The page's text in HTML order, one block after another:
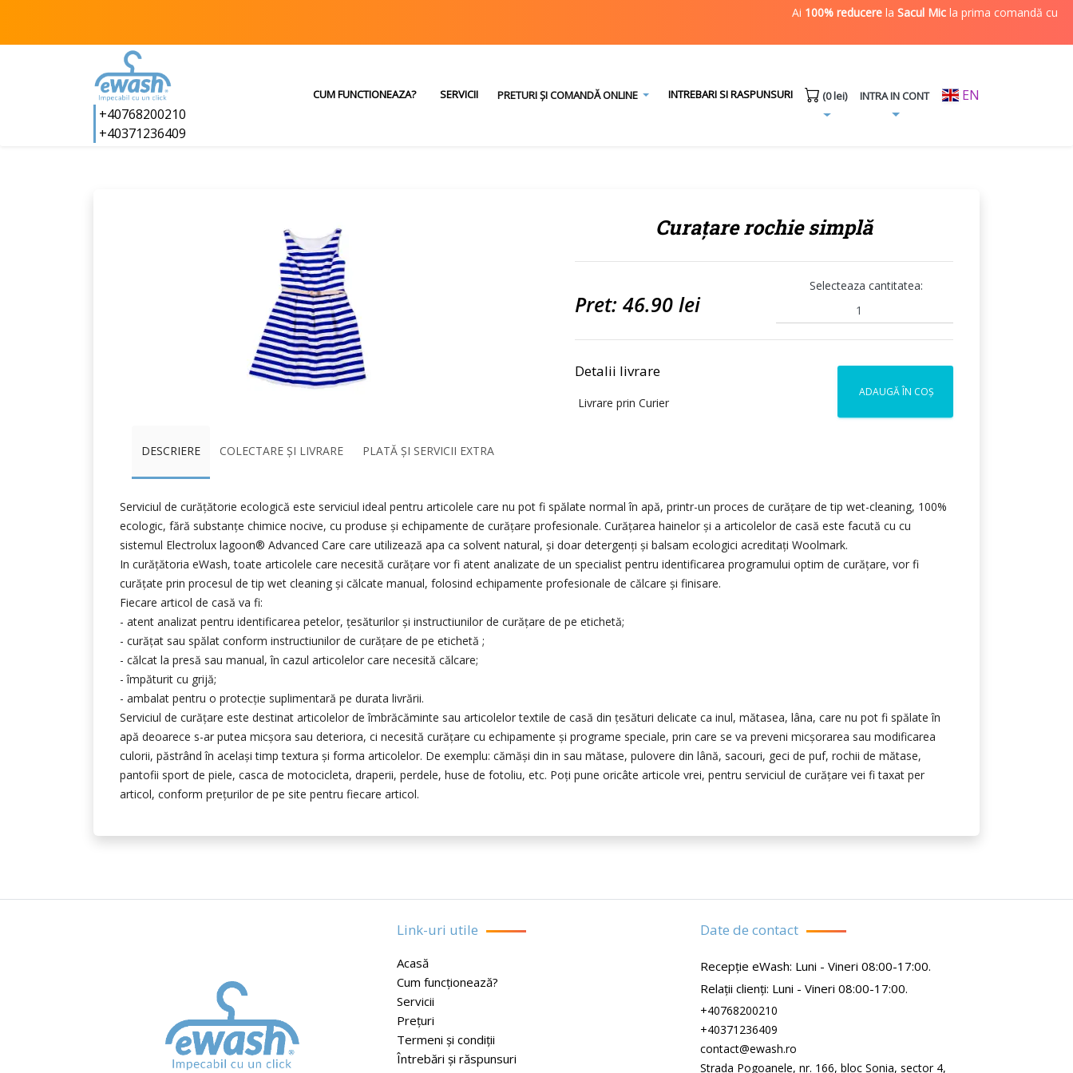
100% reducerelaSacul Micla prima comandă cu codul
+40768200210
+40371236409
CUM FUNCTIONEAZA? SERVICII PRETURI ȘI COMANDĂ ONLINE INTREBARI SI RASPUNSURI (0 lei) INTRA IN CONT EN
Curațare rochie simplă
Pret: 46.90 lei
Selecteaza cantitatea:
ADAUGĂ ÎN COȘ
Detalii livrare
Livrare prin Curier
DESCRIERE COLECTARE ȘI LIVRARE PLATĂ ȘI SERVICII EXTRA
Serviciul de curățătorie ecologică este serviciul ideal pentru articolele care nu pot fi spălate normal în apă, printr-un proces de curățare de tip wet-cleaning, 100%
ecologic, fără substanțe chimice nocive, cu produse și echipamente de curățare profesionale. Curățarea hainelor și a articolelor de casă este facută cu cu
sistemul Electrolux lagoon® Advanced Care care utilizează apa ca solvent natural, şi doar detergenți şi balsam ecologici acreditați Woolmark.
In curățătoria eWash, toate articolele care necesită curățare vor fi atent analizate de un specialist pentru identificarea programului optim de curățare, vor fi
curățate prin procesul de tip wet cleaning și călcate manual, folosind echipamente profesionale de călcare și finisare.
Fiecare articol de casă va fi:
- atent analizat pentru identificarea petelor, țesăturilor şi instructiunilor de curățare de pe etichetă;
- curățat sau spălat conform instructiunilor de curățare de pe etichetă ;
- călcat la presă sau manual, în cazul articolelor care necesită călcare;
- împăturit cu grijă;
- ambalat pentru o protecție suplimentară pe durata livrării.
Serviciul de curățare este destinat articolelor de îmbrăcăminte sau articolelor textile de casă din țesături delicate ca inul, mătasea, lâna, care nu pot fi spălate în
apă deoarece s-ar putea micşora sau deteriora, ci necesită curăţare cu echipamente și programe speciale, prin care se va preveni micşorarea sau modificarea
culorii, păstrând în acelaşi timp textura și forma articolelor. De exemplu: cămăşi din in sau mătase, pulovere din lână, sacouri, geci de puf, rochii de mătase,
pantofii sport de piele, casca de motocicleta, draperii, perdele, huse de fotoliu, etc. Poţi pune oricâte articole vrei, pentru serviciul de curăţare vei fi taxat per
articol, conform preţurilor de pe site pentru fiecare articol.
Link-uri utile
Acasă
Cum funcționează?
Servicii
Prețuri
Termeni și condiții
Întrebări și răspunsuri
Date de contact
Recepție eWash: Luni - Vineri 08:00-17:00.
Relații clienți: Luni - Vineri 08:00-17:00.
+40768200210
+40371236409
contact@ewash.ro
Strada Pogoanele, nr. 166, bloc Sonia, sector 4,